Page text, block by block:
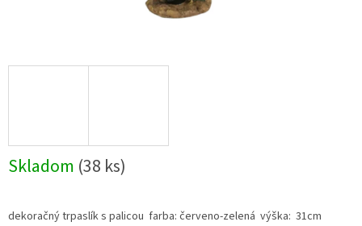
Skladom (38 ks)
dekoračný trpaslík s palicou farba: červeno-zelená výška: 31cm